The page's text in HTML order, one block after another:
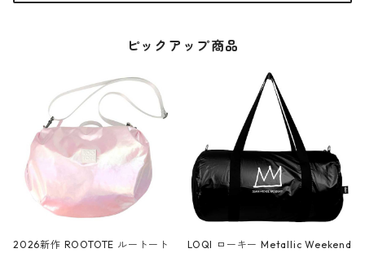
ピックアップ商品
2026新作 ROOTOTE ルートート
LOQI ローキー Metallic Weekend